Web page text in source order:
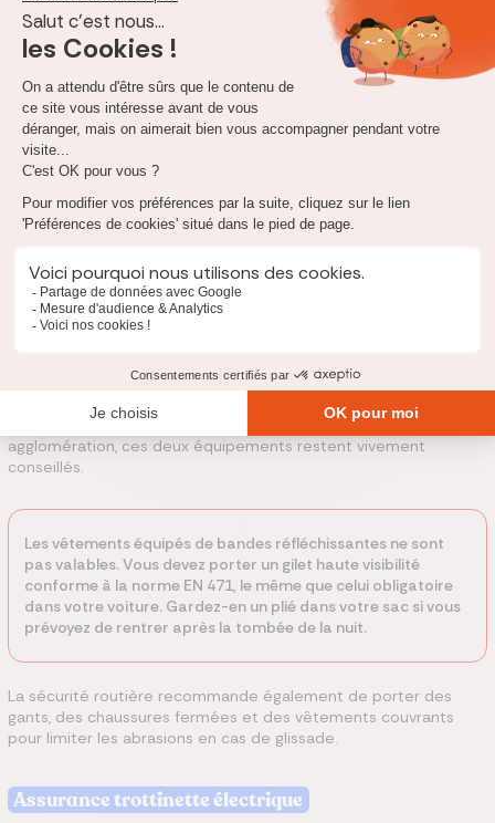
circuler de nuit ou par mauvaise visibilité ;
Dispositifs rétro-réfléchissants : bandes ou
catadioptres latéraux et arrière pour être visible sous
tous les angles ;
Vitesse de construction à 25 km/h maximum : votre
trottinette doit être techniquement limitée à cette
vitesse.
amende de 135 euros par équipement manquant. Les forces de
l'ordre peuvent aussi immobiliser votre engin sur place et le
placer en fourrière jusqu'à sa mise en conformité.
Équipement personnel obligatoire et recommandé
Hors agglomération, le
casque est obligatoire en trottinette
, tout comme le gilet rétro réfléchissant. En
agglomération, ces deux équipements restent vivement
conseillés.
Les vêtements équipés de bandes réfléchissantes ne sont
pas valables. Vous devez porter un gilet haute visibilité
conforme à la norme EN 471, le même que celui obligatoire
dans votre voiture. Gardez-en un plié dans votre sac si vous
prévoyez de rentrer après la tombée de la nuit.
La sécurité routière recommande également de porter des
gants, des chaussures fermées et des vêtements couvrants
pour limiter les abrasions en cas de glissade.
Assurance trottinette électrique